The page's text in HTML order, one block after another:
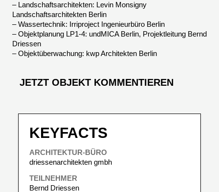
– Landschaftsarchitekten: Levin Monsigny
Landschaftsarchitekten Berlin
– Wassertechnik: Irriproject Ingenieurbüro Berlin
– Objektplanung LP1-4: undMICA Berlin, Projektleitung Bernd
Driessen
– Objektüberwachung: kwp Architekten Berlin
JETZT OBJEKT KOMMENTIEREN
KEYFACTS
ARCHITEKTUR-BÜRO
driessenarchitekten gmbh
TEILNEHMER
Bernd Driessen